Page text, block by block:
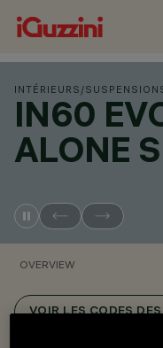
INTÉRIEURS /
IN60
ALONE
OVERVIEW
VOIR LES CODES